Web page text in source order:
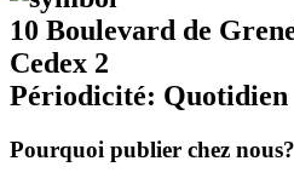
10 Boulevard de
Cedex 2
Périodicité: Quotidien
Pourquoi publier chez nous?